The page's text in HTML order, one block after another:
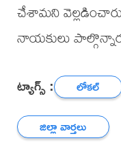
చేశామని
నాయకులు
ట్యాగ్స్ : లోకల్
జిల్లా వార్తలు